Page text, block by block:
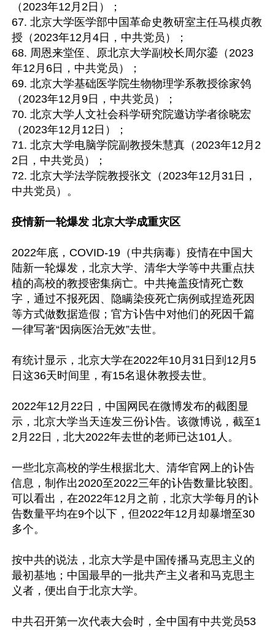
（2023年12月2日）；
67. 北京大学医学部中国革命史教研室主任马模贞教
授（2023年12月4日，中共党员）；
68. 周恩来堂侄、原北京大学副校长周尔鎏（2023
年12月6日，中共党员）；
69. 北京大学基础医学院生物物理学系教授徐家鸰
（2023年12月9日，中共党员）；
70. 北京大学人文社会科学研究院邀访学者徐晓宏
（2023年12月12日）；
71. 北京大学电脑学院副教授朱慧真（2023年12月2
2日，中共党员）；
72. 北京大学法学院教授张文（2023年12月31日，
中共党员）。
疫情新一轮爆发 北京大学成重灾区
2022年底，COVID-19（中共病毒）疫情在中国大
陆新一轮爆发，北京大学、清华大学等中共重点扶
植的高校的教授密集病亡。中共掩盖疫情死亡数
字，通过不报死因、隐瞒染疫死亡病例或捏造死因
等方式做数据造假；官方讣告中对他们的死因千篇
一律写著“因病医治无效”去世。
有统计显示，北京大学在2022年10月31日到12月5
日这36天时间里，有15名退休教授去世。
2022年12月22日，中国网民在微博发布的截图显
示，北京大学当天连发三份讣告。该微博说，截至1
2月22日，北大2022年去世的老师已达101人。
一些北京高校的学生根据北大、清华官网上的讣告
信息，制作出2020至2022三年的讣告数量比较图。
可以看出，在2022年12月之前，北京大学每月的讣
告数量平均在9个以下，但2022年12月却暴增至30
多个。
按中共的说法，北京大学是中国传播马克思主义的
最初基地；中国最早的一批共产主义者和马克思主
义者，便出自于北京大学。
中共召开第一次代表大会时，全中国有中共党员53